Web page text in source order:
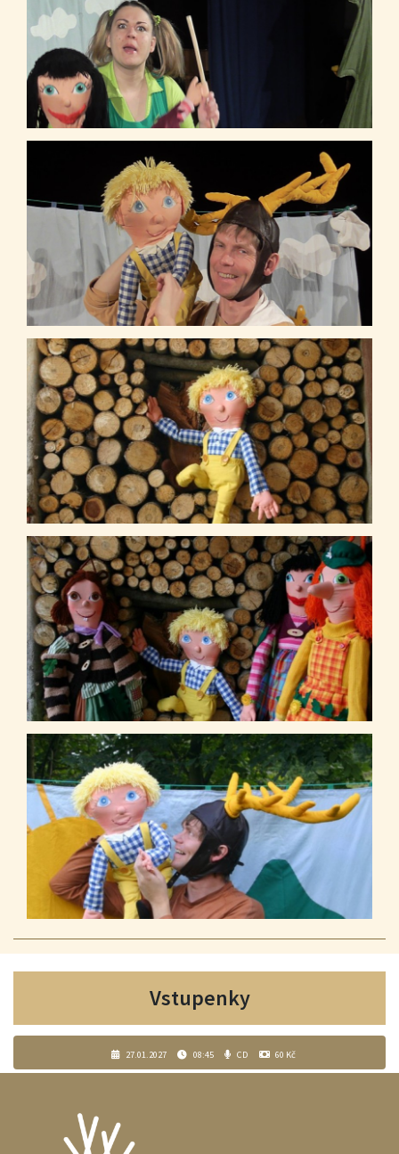
Vstupenky
27.01.2027 08:45 CD 60 Kč